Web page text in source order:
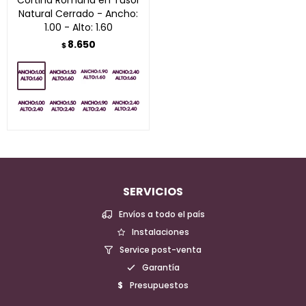
Natural Cerrado - Ancho:
1.00 - Alto: 1.60
$ 8.650
SERVICIOS
Envíos a todo el país
Instalaciones
Service post-venta
Garantía
Presupuestos